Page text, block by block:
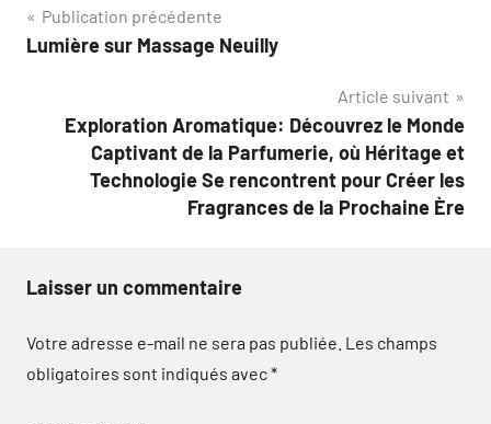
Navigation
de
Publication précédente
Lumière sur Massage Neuilly
Article suivant
Exploration Aromatique: Découvrez le Monde
Captivant de la Parfumerie, où Héritage et
Technologie Se rencontrent pour Créer les
Fragrances de la Prochaine Ère
Laisser un commentaire
Votre adresse e-mail ne sera pas publiée. Les champs
obligatoires sont indiqués avec*